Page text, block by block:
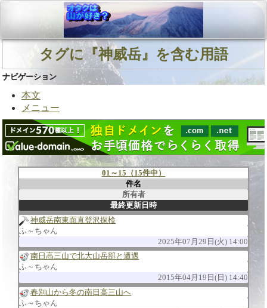
タグに『神威岳』を含む用語
ナビゲーション
本文
メニュー
01～15（15件中）
件名
所有者
最終更新日時
神威岳南東面直登沢探検
ふ～ちゃん
2025年07月29日(火) 14:00
南日高三山で北大山岳部と遭遇
ふ～ちゃん
2015年04月19日(日) 14:40
春別山から冬の南日高三山へ
ふ～ちゃん